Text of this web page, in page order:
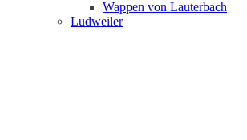
Wappen von Lauterbach
Ludweiler